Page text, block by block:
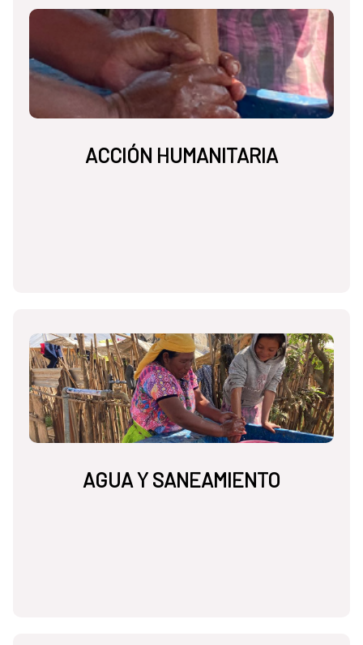
ACCIÓN HUMANITARIA
AGUA Y SANEAMIENTO